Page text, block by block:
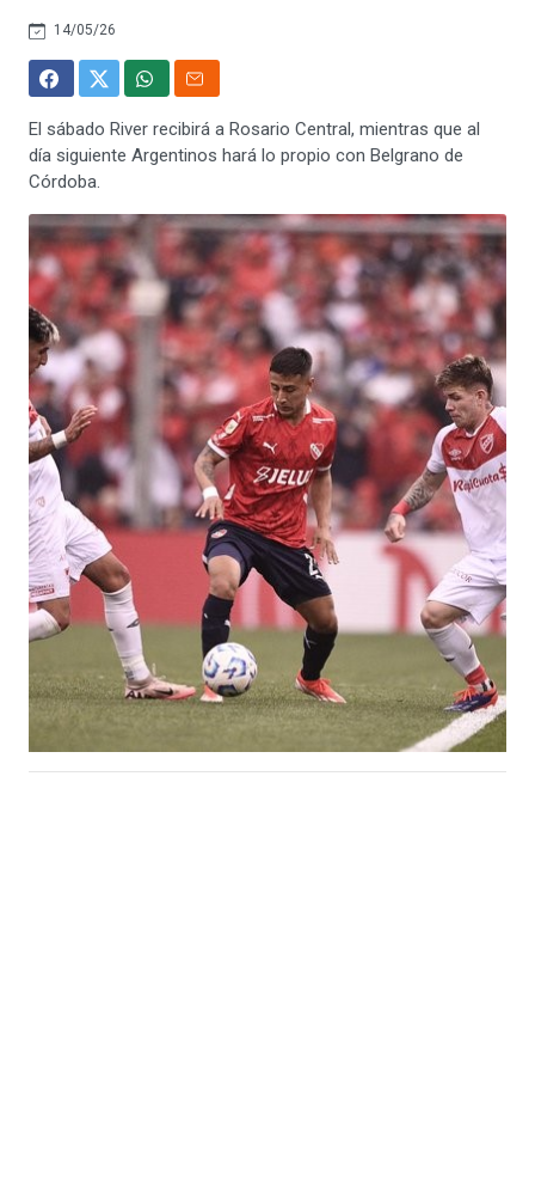
14/05/26
El sábado River recibirá a Rosario Central, mientras que al
día siguiente Argentinos hará lo propio con Belgrano de
Córdoba.